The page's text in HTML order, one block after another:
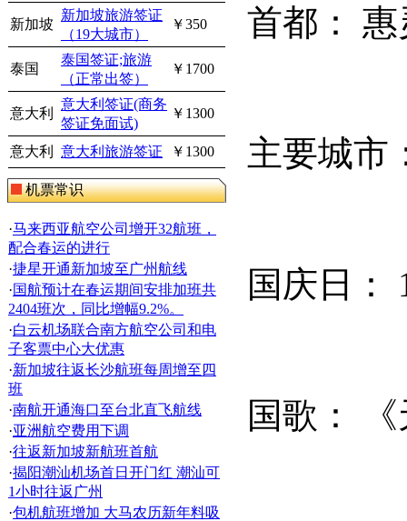
新加坡
新加坡旅游签证
（19大城市）
￥350
泰国
泰国签证;旅游
（正常出签）
￥1700
意大利
意大利签证(商务
签证免面试)
￥1300
意大利 意大利旅游签证 ￥1300
机票常识
·马来西亚航空公司增开32航班，
配合春运的进行
·捷星开通新加坡至广州航线
·国航预计在春运期间安排加班共
2404班次，同比增幅9.2%。
·白云机场联合南方航空公司和电
子客票中心大优惠
·新加坡往返长沙航班每周增至四
班
·南航开通海口至台北直飞航线
·亚洲航空费用下调
·往返新加坡新航班首航
·揭阳潮汕机场首日开门红 潮汕可
1小时往返广州
·包机航班增加 大马农历新年料吸
首都： 惠
主要城市
国庆日：
国歌：